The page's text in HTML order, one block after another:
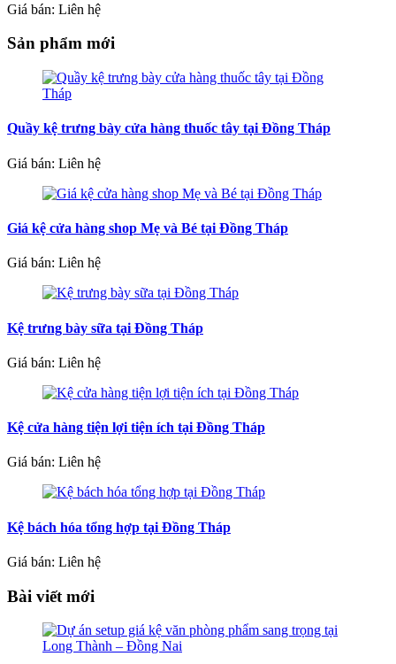
Giá bán: Liên hệ
Sản phẩm mới
Quầy kệ trưng bày cửa hàng thuốc tây tại Đồng Tháp
Giá bán: Liên hệ
Giá kệ cửa hàng shop Mẹ và Bé tại Đồng Tháp
Giá bán: Liên hệ
Kệ trưng bày sữa tại Đồng Tháp
Giá bán: Liên hệ
Kệ cửa hàng tiện lợi tiện ích tại Đồng Tháp
Giá bán: Liên hệ
Kệ bách hóa tổng hợp tại Đồng Tháp
Giá bán: Liên hệ
Bài viết mới